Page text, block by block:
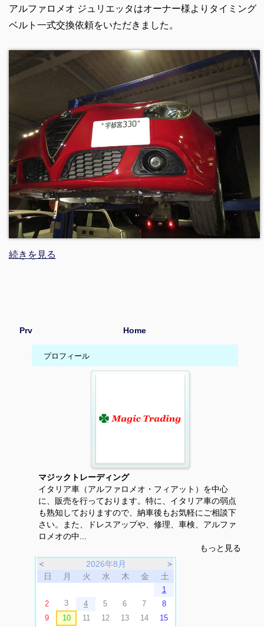
アルファロメオ ジュリエッタはオーナー様よりタイミング
ベルト一式交換依頼をいただきました。
続きを見る
Prv Home
プロフィール
マジックトレーディング
イタリア車（アルファロメオ・フィアット）を中心
に、販売を行っております。特に、イタリア車の弱点
も熟知しておりますので、納車後もお気軽にご相談下
さい。また、ドレスアップや、修理、車検、アルファ
ロメオの中...
もっと見る
＜
2026年8月
＞
日
月 火 水 木 金 土
1
2
3 4 5 6 7
8
9
10 11 12 13 14
15